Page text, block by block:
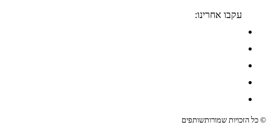
עקבו אחרינו:
© כל הזכויות שמורותשותפים